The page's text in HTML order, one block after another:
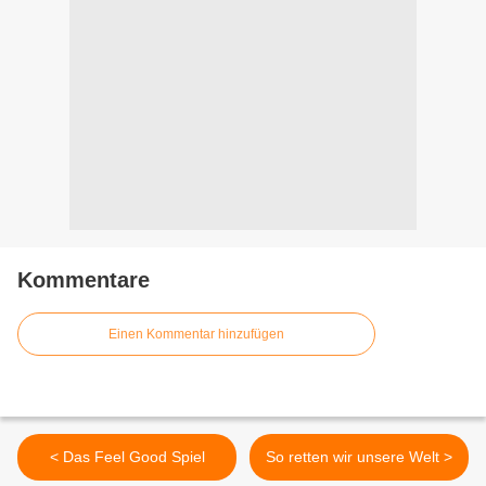
Kommentare
Einen Kommentar hinzufügen
< Das Feel Good Spiel So retten wir unsere Welt >